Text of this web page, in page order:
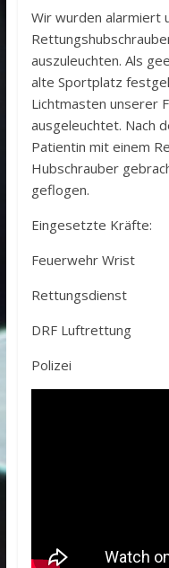
Wir wurden alarmiert
auszuleuchten. Als
alte Sportplatz
Lichtmasten unserer
ausgeleuchtet. Nach
Patientin mit einem
Hubschrauber
geflogen.
Eingesetzte Kräfte:
Feuerwehr Wrist
Rettungsdienst
DRF Luftrettung
Polizei